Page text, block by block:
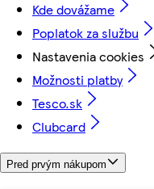
Kde dovážame
Poplatok za službu
Nastavenia cookies
Možnosti platby
Tesco.sk
Clubcard
Pred prvým nákupom